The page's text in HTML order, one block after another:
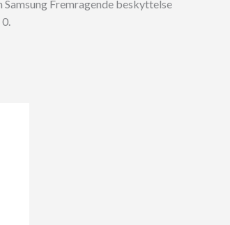
Fremragende beskyttelse